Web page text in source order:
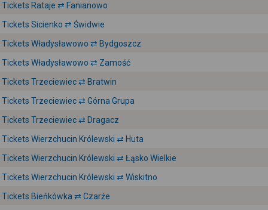
Tickets Rataje ⇄ Fanianowo
Tickets Sicienko ⇄ Świdwie
Tickets Władysławowo ⇄ Bydgoszcz
Tickets Władysławowo ⇄ Zamość
Tickets Trzeciewiec ⇄ Bratwin
Tickets Trzeciewiec ⇄ Górna Grupa
Tickets Trzeciewiec ⇄ Dragacz
Tickets Wierzchucin Królewski ⇄ Huta
Tickets Wierzchucin Królewski ⇄ Łąsko Wielkie
Tickets Wierzchucin Królewski ⇄ Wiskitno
Tickets Bieńkówka ⇄ Czarże